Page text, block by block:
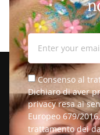
Consenso al
Dichiaro di aver
privacy resa ai
Europeo 679/
trattamento dei